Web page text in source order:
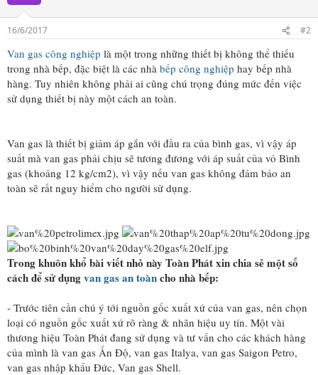
16/6/2017 #2
Van gas công nghiệp là một trong những thiết bị không thể thiếu
trong nhà bếp, đặc biệt là các nhà bếp công nghiệp hay bếp nhà
hàng. Tuy nhiên không phải ai cũng chú trọng đúng mức đến việc
sử dụng thiết bị này một cách an toàn.
Van gas là thiết bị giảm áp gắn với đầu ra của bình gas, vì vậy áp
suất mà van gas phải chịu sẽ tương đương với áp suất của vỏ Bình
gas (khoảng 12 kg/cm2), vì vậy nếu van gas không đảm bảo an
toàn sẽ rất nguy hiểm cho người sử dụng.
Trong khuôn khổ bài viết nhỏ này Toàn Phát xin chia sẻ một số
cách để sử dụngvan gas an toàncho nhà bếp:
- Trước tiên cần chú ý tới nguồn gốc xuất xứ của van gas, nên chọn
loại có nguồn gốc xuất xứ rõ ràng & nhãn hiệu uy tín. Một vài
thương hiệu Toàn Phát đang sử dụng và tư vấn cho các khách hàng
của mình là van gas Ấn Độ, van gas Italya, van gas Saigon Petro,
van gas nhập khẩu Đức, Van gas Shell.